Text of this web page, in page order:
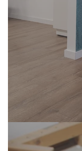
vielseitige
und Struktur
persönliche